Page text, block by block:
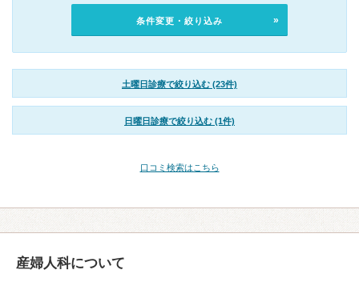
条件変更・絞り込み
土曜日診療で絞り込む (23件)
日曜日診療で絞り込む (1件)
口コミ検索はこちら
産婦人科について